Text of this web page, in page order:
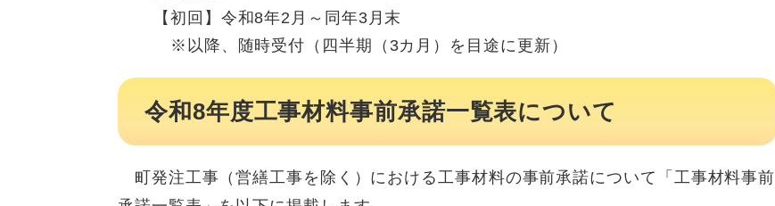
【初回】令和8年2月～同年3月末
※以降、随時受付（四半期（3カ月）を目途に更新）
令和8年度工事材料事前承諾一覧表について
町発注工事（営繕工事を除く）における工事材料の事前承諾について「工事材料事前